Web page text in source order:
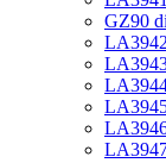
GZ90